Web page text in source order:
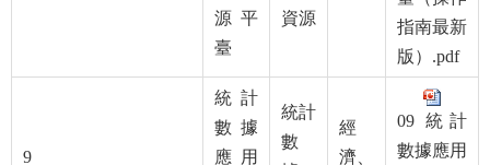
源平
臺
資源
指南最新
版）.pdf
9
統計
數據
應用
統計
數
經
濟、
09 統計
數據應用